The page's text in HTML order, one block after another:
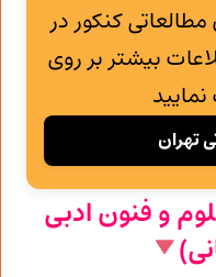
مطالعاتی کنکور در
بیشتر بر روی
تهران
و فنون ادبی